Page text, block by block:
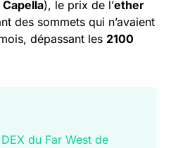
Capella), le prix de l’ether
des sommets qui n’avaient
dépassant les 2100
du Far West de